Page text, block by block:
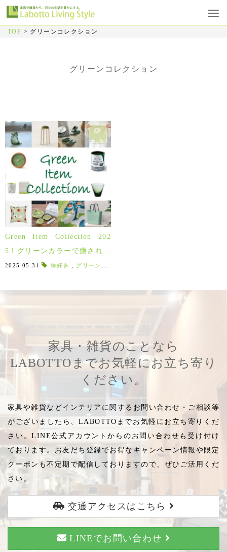
TOP > グリーンコレクション
グリーンコレクション
Green Item Collection 202
5！グリーンカラーで癒される
インテリアアイテム特集♪
2025.05.31 緑好き グリーン好き
家具・雑貨のことなら
LABOTTOまでお気軽にお立ち寄り
ください。
家具や雑貨などインテリアに関するお問い合わせ・ご相談等
がございましたら、LABOTTOまでお気軽にお立ち寄りくだ
さい。LINE公式アカウントからのお問い合わせも受け付け
ております。お友だち登録でお得なキャンペーン情報や限定
クーポンも不定期で配信しておりますので、ぜひご活用くだ
さい。
交通アクセスはこちら
LINEでお問い合わせ